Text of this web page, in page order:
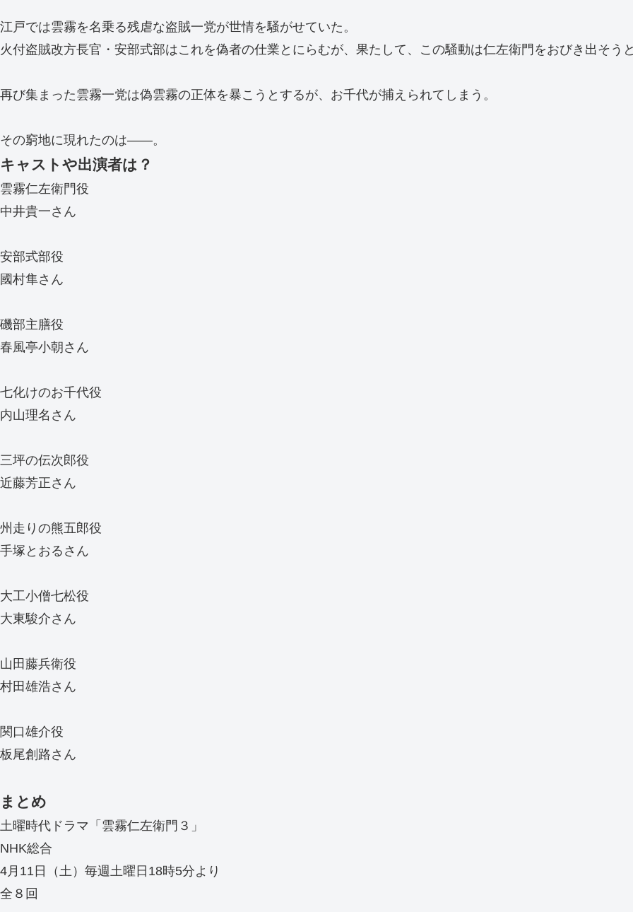
江戸では雲霧を名乗る残虐な盗賊一党が世情を騒がせていた。
火付盗賊改方長官・安部式部はこれを偽者の仕業とにらむが、果たして、この騒動は仁左衛門をおびき出そう
再び集まった雲霧一党は偽雲霧の正体を暴こうとするが、お千代が捕えられてしまう。
その窮地に現れたのは――。
キャストや出演者は？
雲霧仁左衛門役
中井貴一さん
安部式部役
國村隼さん
磯部主膳役
春風亭小朝さん
七化けのお千代役
内山理名さん
三坪の伝次郎役
近藤芳正さん
州走りの熊五郎役
手塚とおるさん
大工小僧七松役
大東駿介さん
山田藤兵衛役
村田雄浩さん
関口雄介役
板尾創路さん
まとめ
土曜時代ドラマ「雲霧仁左衛門３」
NHK総合
4月11日（土）毎週土曜日18時5分より
全８回